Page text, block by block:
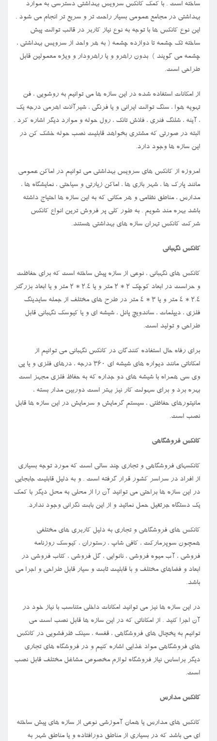
ساخته است . با کمک کانکس سرویس بهداشتی دسترسی به موارد
بهداشتی در مجامع عمومی بسیار راحت تر و سریع تر انجام می شود .
این نوع کانکس ها با توجه به نوع نیاز کاربر در قالب توالت پیش
ساخته تک چشمه تا دوازده چشمه ( به هر واحد از سرویس بهداشتی ،
چشمه می گویند ) بدون راهرو و یا راهرودار و ویژه معمولین قابل
طراحی است.
از امکانات استفاده شده در این سازه ها می توانیم به روشویی ، فن
تهویه هوا ، سنگ توالت ایرانی و یا فرنگی ، شیرآلات اهرمی درجه یک
، آینه ، شلنگ فنری ، فلاش تانک ، رول حوله و موارد دیگر اشاره کرد .
البته در صورتی که مشتری بخواهد قابلیت نصب حوله خشک کن در
این سازه ها وجود دارد.
امروزه از کانکس های سرویس بهداشتی می توانیم در اماکن عمومی
مانند پارک ها ، شهر بازی ها ، اماکن زیارتی و سیاحتی ، نمایشگاه ها ،
مدارس ، مناطق نظامی و هر مکانی که به این سازه ها احتیاج داشته
باشد بهره مند شویم . به طور کلی پر فروش ترین انواع کانکس
شرکت کانکس تهران سازه های بهداشتی هستند.
کانکس نگهبانی
کانکس های نگهبانی ، نوعی از سازه پیش ساخته است که برای حفاظت
و حراست در ابعاد کوچک ۲ * ۲ متر و یا ۲.۴ * ۲ متر و یا ابعاد بزرگتر
۲.۴ * ۴ متر و یا ۳ * ۴ متر در طرح های مختلف از جمله سایدینگ
فلزی ، دیپلمات ، ساندویچ پانل ، شیشه ای و یا کیوسک نگهبانی قابل
طراحی و تولید است.
برای رفاه حال استفاده کنندگان در کانکس نگهبانی می توانیم از
امکاناتی مانند دیواره های شیشه ای ۳۶۰ درجه ، درهای فلزی و یا پی
وی سی همراه با شیشه های دو جداره که به حفاظ فلزی مجهز است
بهره برد و برای سهولت کار نیز بهتر است دوربین مدار بسته ،
مانیتورهای حفاظتی ، سیستم گرمایش و سرمایش در این سازه ها قابل
نصب است.
کانکس فروشگاهی
کانکسهای فروشگاهی و تجاری چند سالی است که مورد توجه بسیاری
از افراد در سراسر کشور قرار گرفته است . و به دلیل قابلیت جابجایی
در این سازه ها براحتی می توانید آن را از محلی به محل دیگر با کمک
یک دستگاه جرثقیل حمل نمائید و از این بابت نگرانی وجود ندارد.
کانکس های فروشگاهی و تجاری به دلیل کاربری های مختلفی
همچون سوپرمارکت ، کافی شاپ ، رستوران ، کیوسک روزنامه
فروشی ، آب میوه فروشی ، نانوایی ، گل فروشی ، کتاب فروشی در
ابعاد و فضاهای مختلف و با قابلیت ثابت و سیار قابل طراحی و اجرا می
باشد.
در این سازه ها نیز می توانید امکانات داخلی متناسب با نیاز خود در
آن اجرا کنید . از امکاناتی که در این سازه ها قابل نصب است می
توانیم به یخچال های فروشگاهی ، قفسه ، سینک ظرفشویی در کانکس
های فروشگاهی مواد غذایی اشاره کنیم و در فروشگاه های تجاری
دیگر براساس نیاز فروشگاه لوازم مخصوص مشاغل مختلف قابل نصب
است.
کانکس مدارس
کانکس های مدارس یا همان آموزشی نوعی از سازه های پیش ساخته
ای می باشد که در بسیاری از مناطق دورافتاده و یا مناطق شهر به